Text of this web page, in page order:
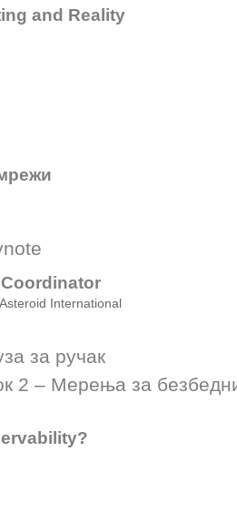
and Reality
International
за ручак
2 – Мерења за